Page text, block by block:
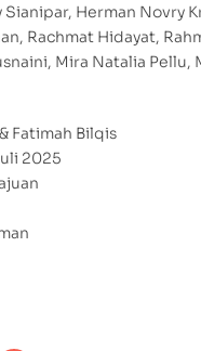
Herman Novry
Rachmat Hidayat,
Mira Natalia Pellu,
Fatimah Bilqis
2025